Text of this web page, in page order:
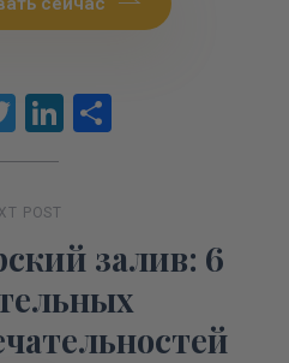
TwitterLinkedIn
POST
залив: 6